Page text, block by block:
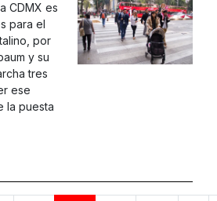
CDMX es
para el
por
y su
tres
ese
la puesta